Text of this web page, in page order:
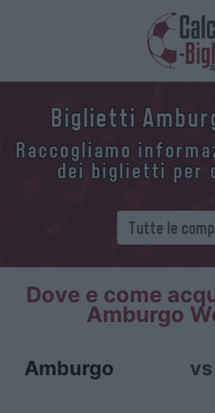
Biglietti
Raccogliamo
dei biglietti per
Dove e come
Amburgo
Amburgo vs